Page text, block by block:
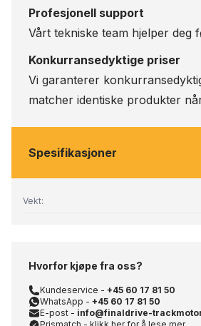
Profesjonell support
Vårt tekniske team hjelper deg
Konkurransedyktige priser
Vi garanterer
matcher identiske produkter
Spesifikasjoner
Vekt:
Hvorfor kjøpe fra oss?
Kundeservice - +45 60 17 81 50
WhatsApp - +45 60 17 81 50
E-post - info@finaldrive-